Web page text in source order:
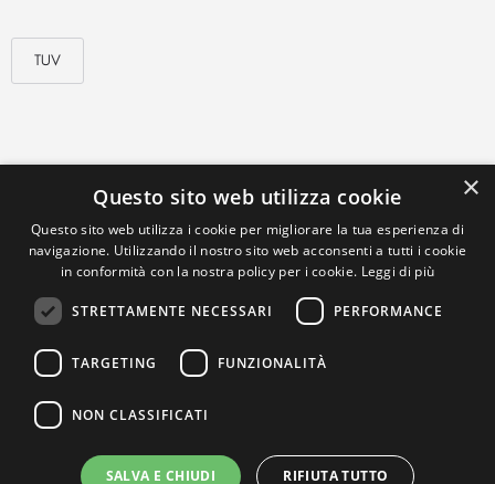
TUV
×
Questo sito web utilizza cookie
Questo sito web utilizza i cookie per migliorare la tua esperienza di
navigazione. Utilizzando il nostro sito web acconsenti a tutti i cookie
in conformità con la nostra policy per i cookie. Leggi di più
STRETTAMENTE NECESSARI PERFORMANCE
TARGETING FUNZIONALITÀ
NON CLASSIFICATI
SALVA E CHIUDI RIFIUTA TUTTO